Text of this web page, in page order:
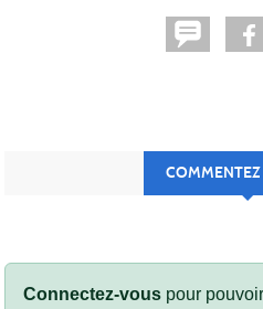
Connectez-vous pour